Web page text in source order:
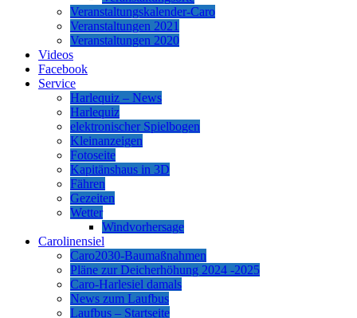
Veranstaltungskalender-Caro
Veranstaltungen 2021
Veranstaltungen 2020
Videos
Facebook
Service
Harlequiz – News
Harlequiz
elektronischer Spielbogen
Kleinanzeigen
Fotoseite
Kapitänshaus in 3D
Fähren
Gezeiten
Wetter
Windvorhersage
Carolinensiel
Caro2030-Baumaßnahmen
Pläne zur Deicherhöhung 2024 -2025
Caro-Harlesiel damals
News zum Laufbus
Laufbus – Startseite